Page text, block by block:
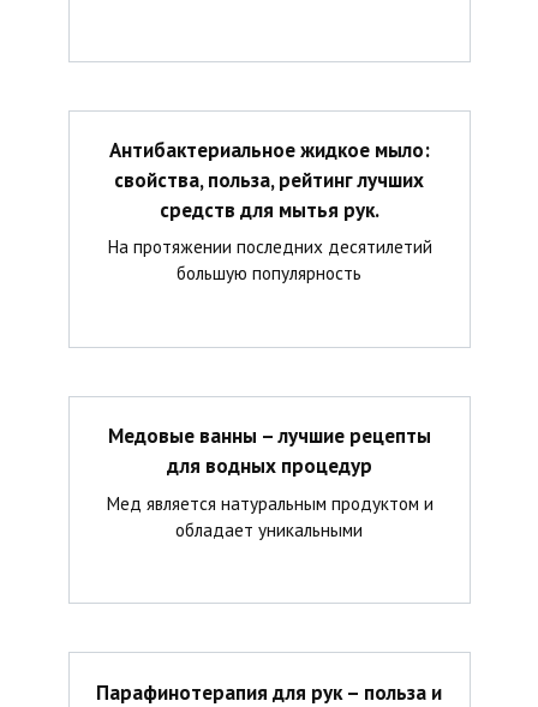
Антибактериальное жидкое мыло:
свойства, польза, рейтинг лучших
средств для мытья рук.
На протяжении последних десятилетий
большую популярность
Медовые ванны – лучшие рецепты
для водных процедур
Мед является натуральным продуктом и
обладает уникальными
Парафинотерапия для рук – польза и